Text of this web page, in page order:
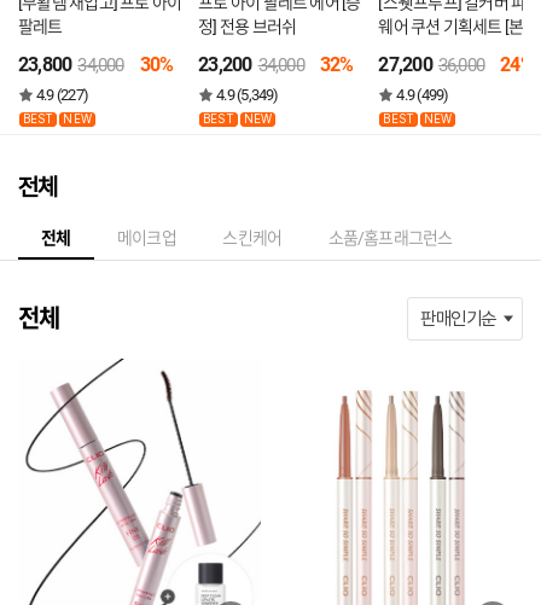
팔레트
23,800 34,000 30%
4.9 (227)
BEST NEW
정] 전용 브러쉬
23,200 34,000 32%
4.9 (5,349)
BEST NEW
웨어 쿠션 기획세트 [본품
니1호
27,200 36,000 24%
4.9 (499)
BEST NEW
전체
전체 메이크업 스킨케어 소품/홈프래그런스
전체